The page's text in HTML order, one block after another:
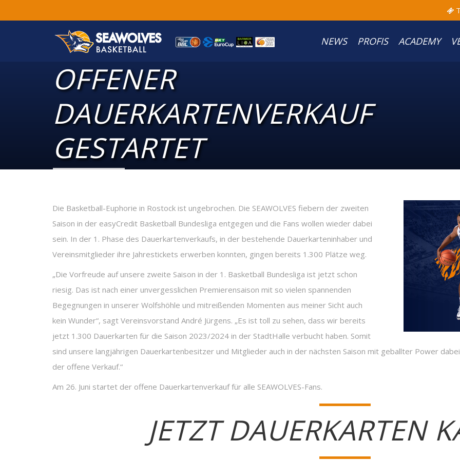
NEWS PROFIS ACADEMY
OFFENER
DAUERKARTENVERKAUF
GESTARTET
Die Basketball-Euphorie in Rostock ist ungebrochen. Die SEAWOLVES fiebern der zweiten
Saison in der easyCredit Basketball Bundesliga entgegen und die Fans wollen wieder dabei
sein. In der 1. Phase des Dauerkartenverkaufs, in der bestehende Dauerkarteninhaber und
Vereinsmitglieder ihre Jahrestickets erwerben konnten, gingen bereits 1.300 Plätze weg.
„Die Vorfreude auf unsere zweite Saison in der 1. Basketball Bundesliga ist jetzt schon
riesig. Das ist nach einer unvergesslichen Premierensaison mit so vielen spannenden
Begegnungen in unserer Wolfshöhle und mitreißenden Momenten aus meiner Sicht auch
kein Wunder“, sagt Vereinsvorstand André Jürgens. „Es ist toll zu sehen, dass wir bereits
jetzt 1.300 Dauerkarten für die Saison 2023/2024 in der StadtHalle verbucht haben. Somit
sind unsere langjährigen Dauerkartenbesitzer und Mitglieder auch in der nächsten Saison mit geballter Power
der offene Verkauf.“
Am 26. Juni startet der offene Dauerkartenverkauf für alle SEAWOLVES-Fans.
JETZT DAUERKARTEN